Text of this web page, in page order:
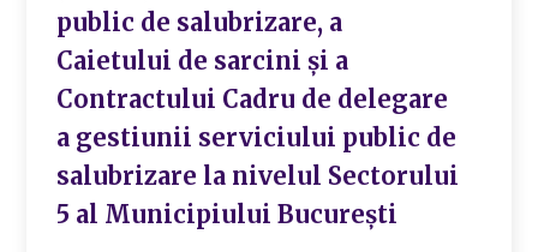
public de salubrizare, a
Caietului de sarcini și a
Contractului Cadru de delegare
a gestiunii serviciului public de
salubrizare la nivelul Sectorului
5 al Municipiului București